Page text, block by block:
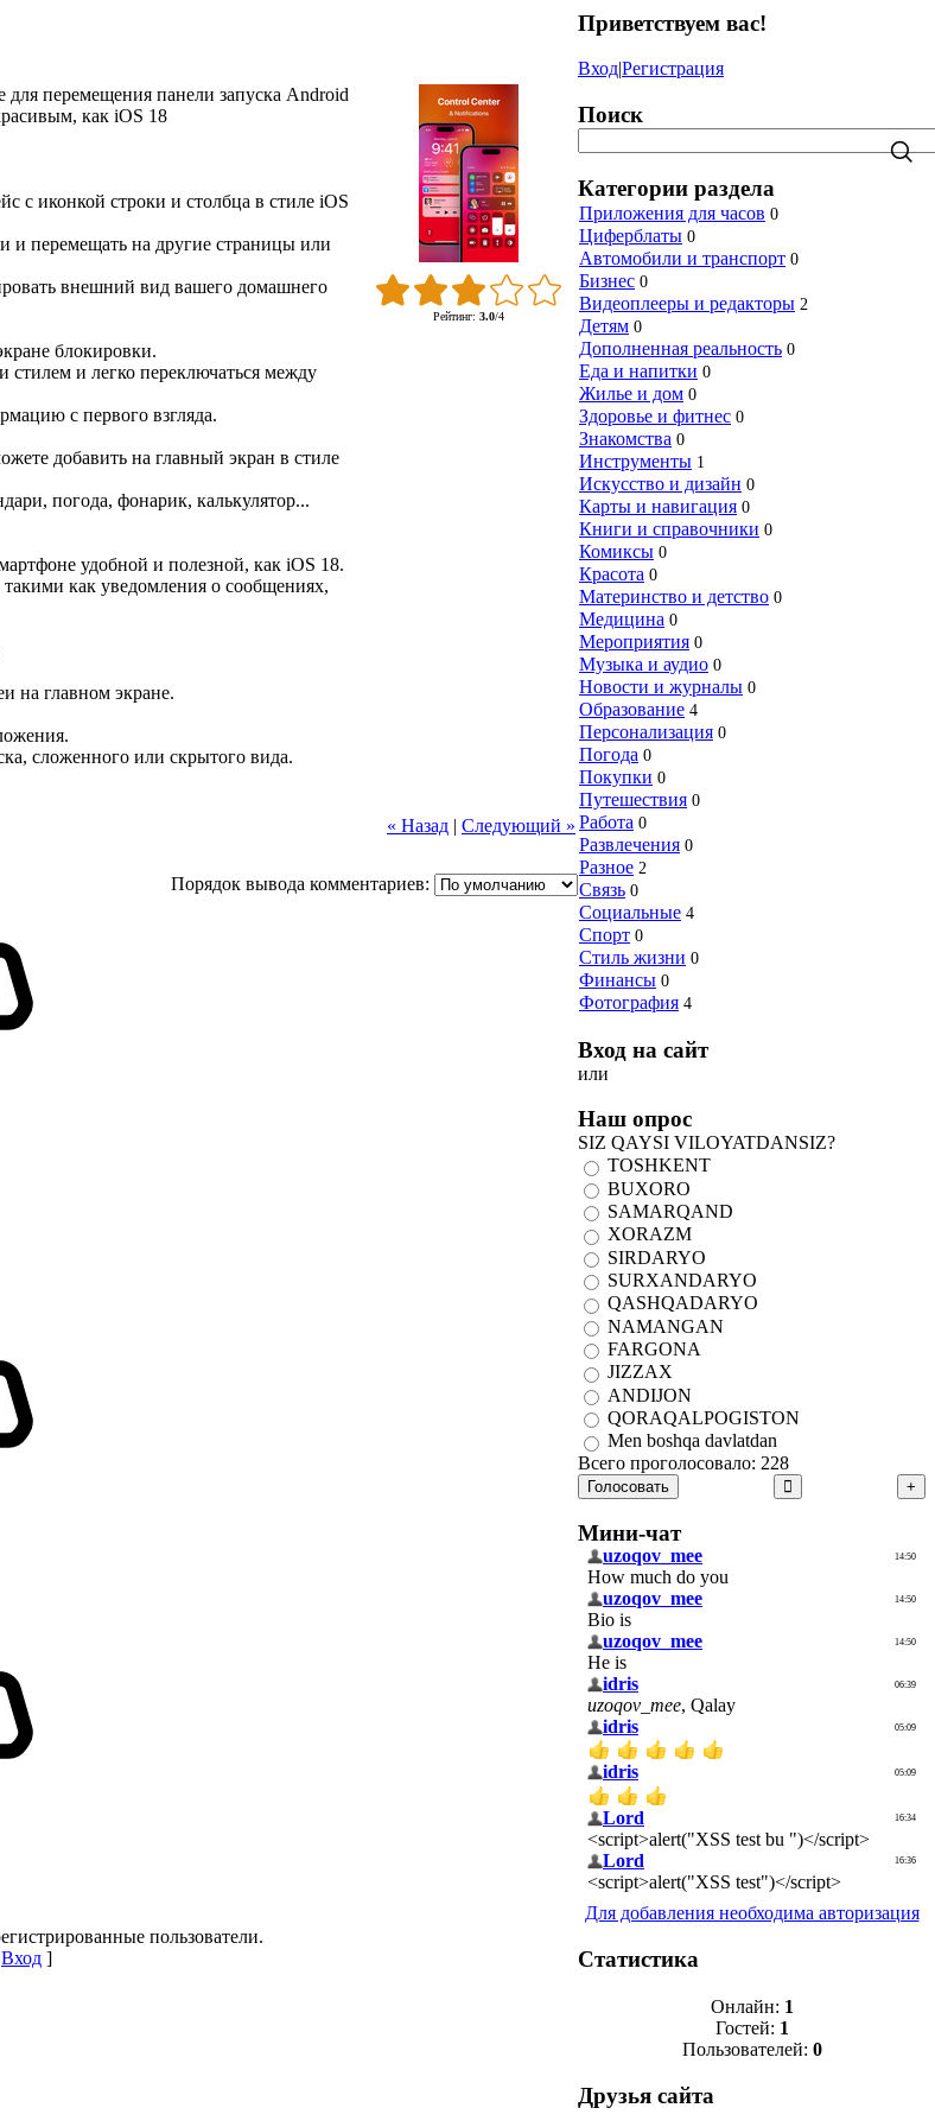
для перемещения панели запуска Android
как iOS 18
с иконкой строки и столбца в стиле iOS
и перемещать на другие страницы или
внешний вид вашего домашнего
блокировки.
и легко переключаться между
с первого взгляда.
добавить на главный экран в стиле
погода, фонарик, калькулятор...
удобной и полезной, как iOS 18.
как уведомления о сообщениях,
на главном экране.
сложенного или скрытого вида.
Рейтинг: 3.0/4
« Назад | Следующий »
Порядок вывода комментариев:
пользователи.
Вход ]
Приветствуем вас!
Вход|Регистрация
Поиск
Категории раздела
Приложения для часов 0
Циферблаты 0
Автомобили и транспорт 0
Бизнес 0
Видеоплееры и редакторы 2
Детям 0
Дополненная реальность 0
Еда и напитки 0
Жилье и дом 0
Здоровье и фитнес 0
Знакомства 0
Инструменты 1
Искусство и дизайн 0
Карты и навигация 0
Книги и справочники 0
Комиксы 0
Красота 0
Материнство и детство 0
Медицина 0
Мероприятия 0
Музыка и аудио 0
Новости и журналы 0
Образование 4
Персонализация 0
Погода 0
Покупки 0
Путешествия 0
Работа 0
Развлечения 0
Разное 2
Связь 0
Социальные 4
Спорт 0
Стиль жизни 0
Финансы 0
Фотография 4
Вход на сайт
или
Наш опрос
SIZ QAYSI VILOYATDANSIZ?
TOSHKENT
BUXORO
SAMARQAND
XORAZM
SIRDARYO
SURXANDARYO
QASHQADARYO
NAMANGAN
FARGONA
JIZZAX
ANDIJON
QORAQALPOGISTON
Men boshqa davlatdan
Всего проголосовало: 228
Голосовать
Мини-чат
Для добавления необходима авторизация
Статистика
Онлайн: 1
Гостей: 1
Пользователей: 0
Друзья сайта